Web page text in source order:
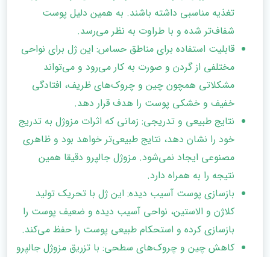
تغذیه مناسبی داشته باشند. به همین دلیل پوست
شفاف‌تر شده و با طراوت به نظر می‌رسد.
قابلیت استفاده برای مناطق حساس: این ژل برای نواحی
مختلفی از گردن و صورت به کار می‌رود و می‌تواند
مشکلاتی همچون چین و چروک‌های ظریف، افتادگی
خفیف و خشکی پوست را هدف قرار دهد.
نتایج طبیعی و تدریجی: زمانی که اثرات مزوژل به تدریج
خود را نشان دهد، نتایج طبیعی‌تر خواهد بود و ظاهری
مصنوعی ایجاد نمی‌شود. مزوژل جالپرو دقیقا همین
نتیجه را به همراه دارد.
بازسازی پوست آسیب دیده: این ژل با تحریک تولید
کلاژن و الاستین، نواحی آسیب دیده و ضعیف پوست را
بازسازی کرده و استحکام طبیعی پوست را حفظ می‌کند.
کاهش چین و چروک‌های سطحی: با تزریق مزوژل جالپرو